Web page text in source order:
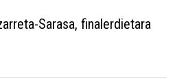
Sarasa, finalerdietara